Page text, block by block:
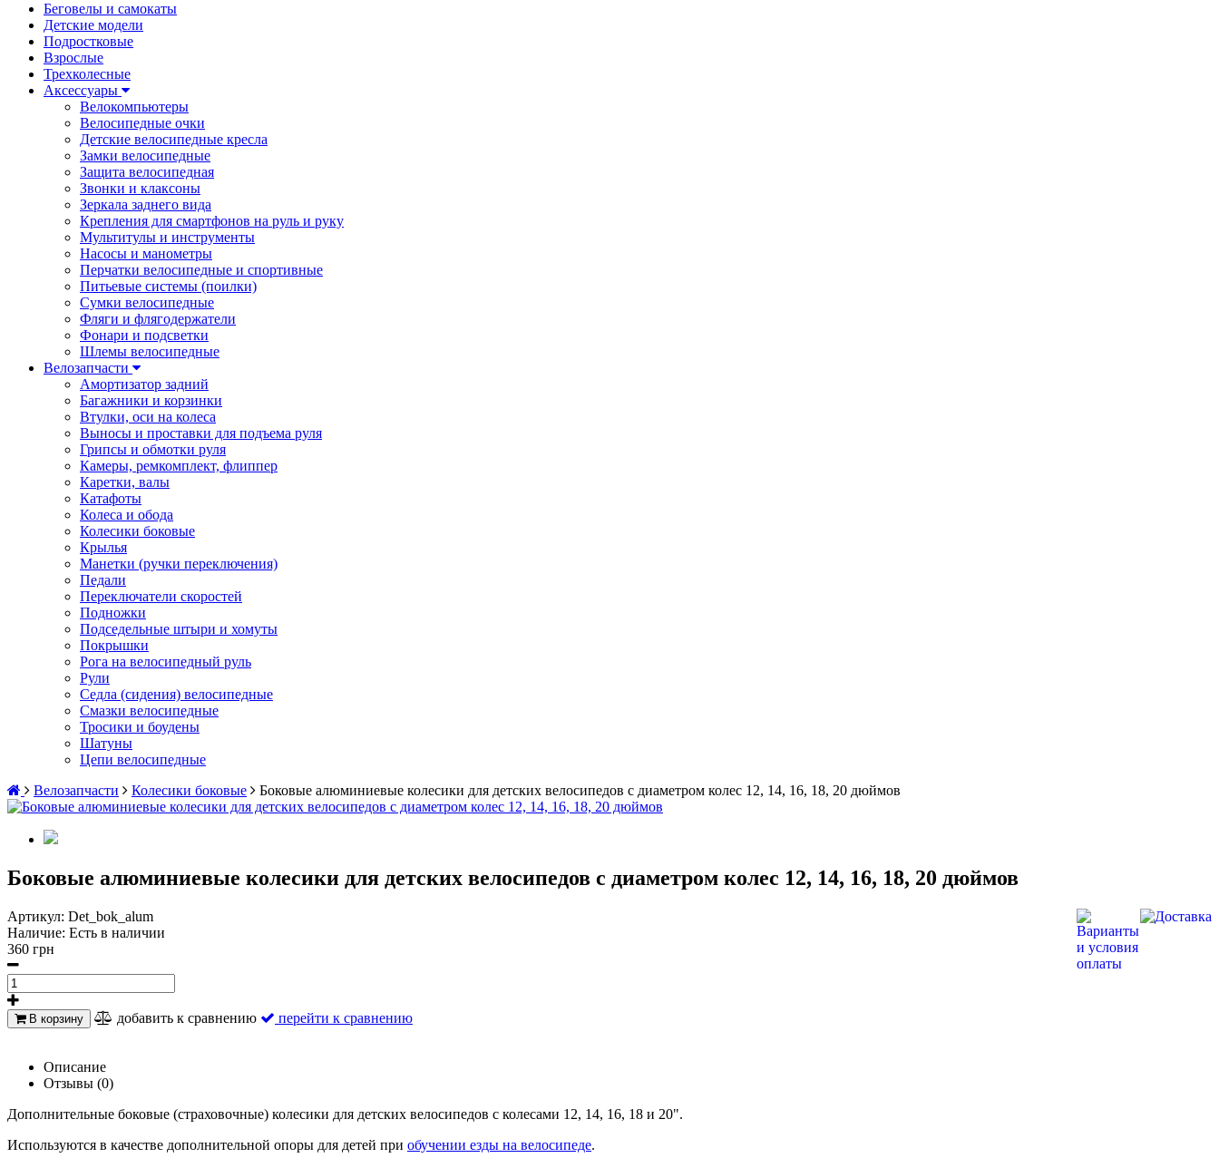
Беговелы и самокаты
Детские модели
Подростковые
Взрослые
Трехколесные
Аксессуары
Велокомпьютеры
Велосипедные очки
Детские велосипедные кресла
Замки велосипедные
Защита велосипедная
Звонки и клаксоны
Зеркала заднего вида
Крепления для смартфонов на руль и руку
Мультитулы и инструменты
Насосы и манометры
Перчатки велосипедные и спортивные
Питьевые системы (поилки)
Сумки велосипедные
Фляги и флягодержатели
Фонари и подсветки
Шлемы велосипедные
Велозапчасти
Амортизатор задний
Багажники и корзинки
Втулки, оси на колеса
Выносы и проставки для подъема руля
Грипсы и обмотки руля
Камеры, ремкомплект, флиппер
Каретки, валы
Катафоты
Колеса и обода
Колесики боковые
Крылья
Манетки (ручки переключения)
Педали
Переключатели скоростей
Подножки
Подседельные штыри и хомуты
Покрышки
Рога на велосипедный руль
Рули
Седла (сидения) велосипедные
Смазки велосипедные
Тросики и боудены
Шатуны
Цепи велосипедные
Велозапчасти
Колесики боковые Боковые алюминиевые колесики для детских велосипедов с диаметром колес 12, 14, 16, 18, 20 дюймов
Боковые алюминиевые колесики для детских велосипедов с диаметром колес 12, 14, 16, 18, 20 дюймов
Артикул: Det_bok_alum
Наличие: Есть в наличии
360 грн
В корзину добавить к сравнению перейти к сравнению
Описание
Отзывы (0)
Дополнительные боковые (страховочные) колесики для детских велосипедов с колесами 12, 14, 16, 18 и 20".
Используются в качестве дополнительной опоры для детей при обучении езды на велосипеде.